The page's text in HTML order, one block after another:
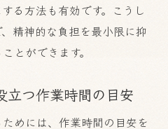
る方法も有効です。こうし
精神的な負担を最小限に抑
とができます。
立つ作業時間の目安
めには、作業時間の目安を